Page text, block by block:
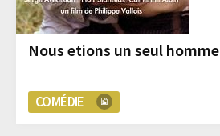
Nous etions un seul homme
COMÉDIE